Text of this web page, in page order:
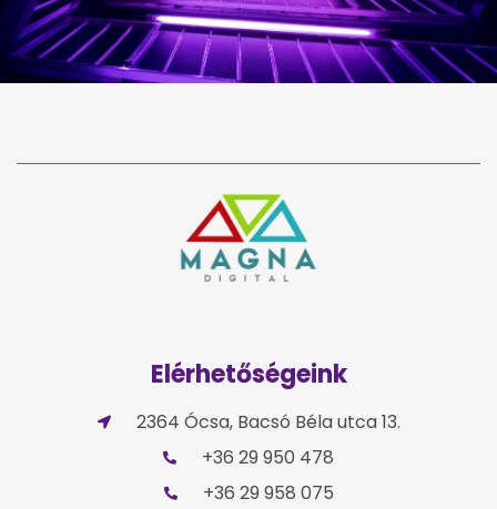
Elérhetőségeink
2364 Ócsa, Bacsó Béla utca 13.
+36 29 950 478
+36 29 958 075